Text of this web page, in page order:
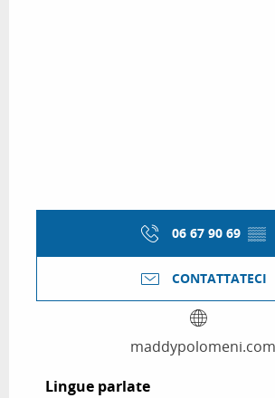
06 67 90 69 ▒▒
CONTATTATECI
maddypolomeni.com
Lingue parlate
Lingue parlate